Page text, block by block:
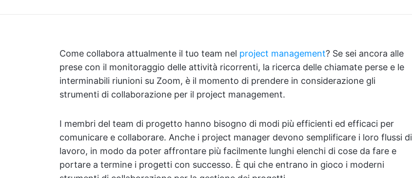
Come collabora attualmente il tuo team nel project management? Se sei ancora alle
prese con il monitoraggio delle attività ricorrenti, la ricerca delle chiamate perse e le
interminabili riunioni su Zoom, è il momento di prendere in considerazione gli
strumenti di collaborazione per il project management.
I membri del team di progetto hanno bisogno di modi più efficienti ed efficaci per
comunicare e collaborare. Anche i project manager devono semplificare i loro flussi di
lavoro, in modo da poter affrontare più facilmente lunghi elenchi di cose da fare e
portare a termine i progetti con successo. È qui che entrano in gioco i moderni